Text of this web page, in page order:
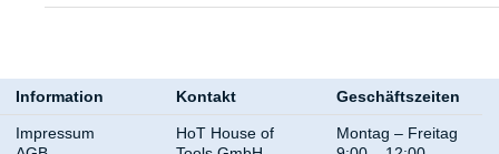
Information Kontakt Geschäftszeiten
Impressum
HoT House of
Montag – Freitag